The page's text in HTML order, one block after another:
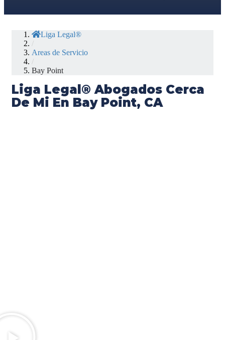
Liga Legal®
/
Areas de Servicio
/
Bay Point
Liga Legal® Abogados Cerca
De Mi En Bay Point, CA